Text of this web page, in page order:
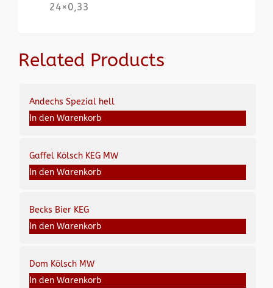
24×0,33
Related Products
Andechs Spezial hell
In den Warenkorb
Gaffel Kölsch KEG MW
In den Warenkorb
Becks Bier KEG
In den Warenkorb
Dom Kölsch MW
In den Warenkorb